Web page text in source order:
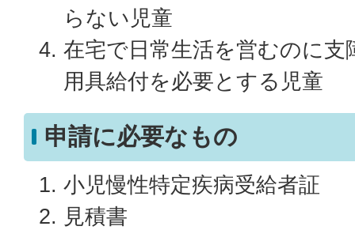
らない児童
在宅で日常生活を営むのに支
用具給付を必要とする児童
申請に必要なもの
小児慢性特定疾病受給者証
見積書